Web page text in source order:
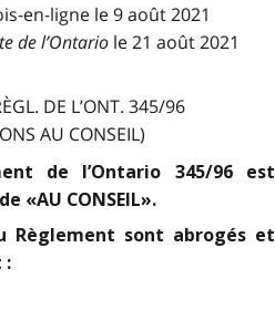
en-ligne le 9 août 2021
de l’Ontariole 21 août 2021
DE L’ONT. 345/96
AU CONSEIL)
de l’Ontario 345/96 est
«AU CONSEIL».
Règlement sont abrogés et
: